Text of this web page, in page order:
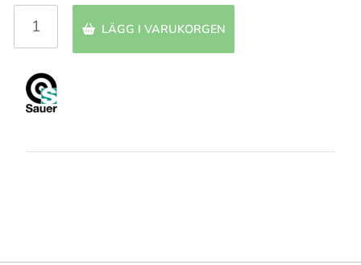
LÄGG I VARUKORGEN